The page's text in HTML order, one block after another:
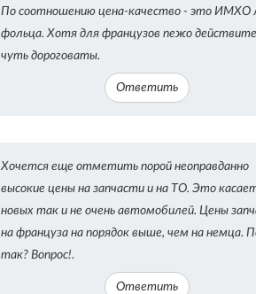
По соотношению цена-качество - это ИМХО
фольца. Хотя для французов пежо
чуть дороговаты.
Ответить
Хочется еще отметить порой неоправданно
высокие цены на запчасти и на ТО. Это
новых так и не очень автомобилей. Цены
на француза на порядок выше, чем на немца.
так? Вопрос!.
Ответить